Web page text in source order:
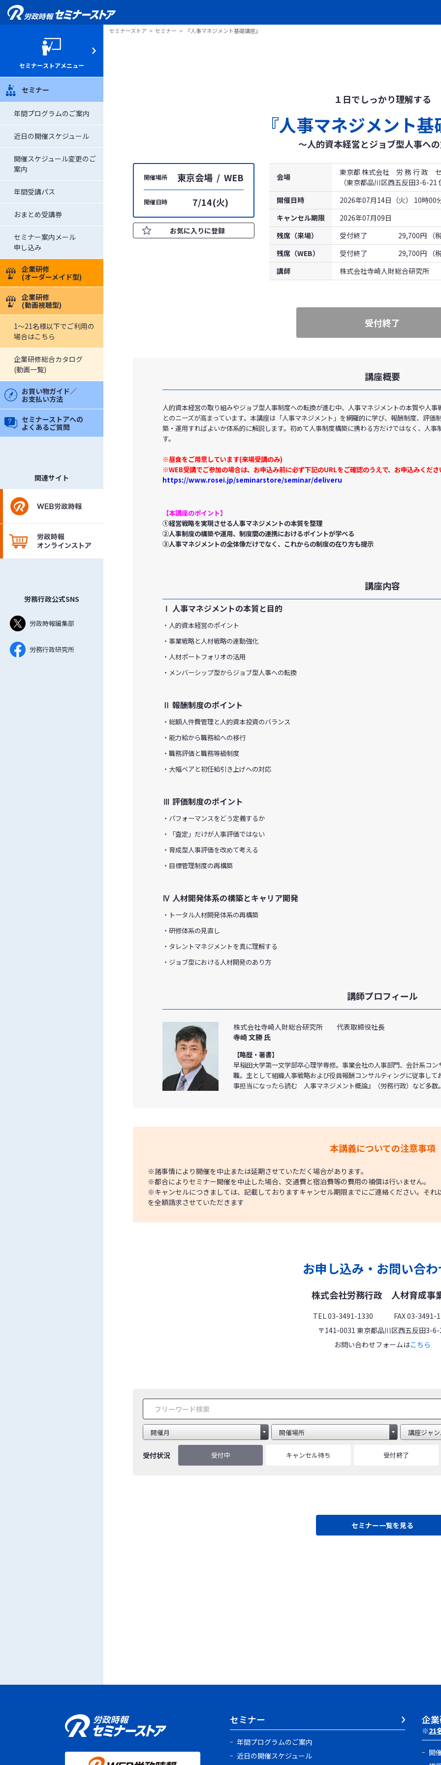
セミナーストアメニュー
セミナー
年間プログラムのご案内
近日の開催スケジュール
開催スケジュール変更のご
案内
年間受講パス
おまとめ受講券
セミナー案内メール
申し込み
企業研修
(オーダーメイド型)
企業研修
(動画視聴型)
1～21名様以下でご利用の
場合はこちら
企業研修総合カタログ
(動画一覧)
お買い物ガイド／
お支払い方法
セミナーストアへの
よくあるご質問
関連サイト
労務行政公式SNS
労政時報編集部
労務行政研究所
セミナーストア セミナー 『人事マネジメント基礎講座』
１日でしっかり理解する
『人事マネジメント
～人的資本経営とジョブ型人事へ
開催場所 東京会場 / WEB
開催日時 7/14(火)
お気に入りに登録
会場
東京都 株式会社 労 務 行 政
（東京都品川区西五反田3-6-
開催日時
2026年07月14日（火） 10時00
キャンセル期限
2026年07月09日
残席（来場）
受付終了
29,700円 （
残席（WEB）
受付終了
29,700円 （
講師
株式会社寺崎人財総合研究
受付終了
講座概要
人的資本経営の取り組みやジョブ型人事制度への転換が進む中、人事マネジメントの本質や人
とのニーズが高まっています。本講座は「人事マネジメント」を網羅的に学び、報酬制度、評
築・運用すればよいか体系的に解説します。初めて人事制度構築に携わる方だけではなく、人
す。
※昼食をご用意しています(来場受講のみ)
※WEB受講でご参加の場合は、お申込み前に必ず下記のURLをご確認のうえで、お申込みくださ
https://www.rosei.jp/seminarstore/seminar/deliveru
【本講座のポイント】
①経営戦略を実現させる人事マネジメントの本質を整理
②人事制度の構築や運用、制度間の連携におけるポイントが学べる
③人事マネジメントの全体像だけでなく、これからの制度の在り方も提示
講座内容
Ⅰ 人事マネジメントの本質と目的
・人的資本経営のポイント
・事業戦略と人材戦略の連動強化
・人材ポートフォリオの活用
・メンバーシップ型からジョブ型人事への転換
Ⅱ 報酬制度のポイント
・総額人件費管理と人的資本投資のバランス
・能力給から職務給への移行
・職務評価と職務等級制度
・大幅ベアと初任給引き上げへの対応
Ⅲ 評価制度のポイント
・パフォーマンスをどう定義するか
・「査定」だけが人事評価ではない
・育成型人事評価を改めて考える
・目標管理制度の再構築
Ⅳ 人材開発体系の構築とキャリア開発
・トータル人材開発体系の再構築
・研修体系の見直し
・タレントマネジメントを真に理解する
・ジョブ型における人材開発のあり方
講師プロフィール
株式会社寺崎人財総合研究所 代表取締役社長
寺崎 文勝 氏
【略歴・著書】
早稲田大学第一文学部卒心理学専修。事業会社の人事部門、会計系コ
職。主として組織人事戦略および役員報酬コンサルティングに従事し
事担当になったら読む 人事マネジメント概論』（労務行政）など多数
本講義についての注意事項
※諸事情により開催を中止または延期させていただく場合があります。
※都合によりセミナー開催を中止した場合、交通費と宿泊費等の費用の補償は行いません。
※キャンセルにつきましては、記載しておりますキャンセル期限までにご連絡ください。そ
を全額請求させていただきます
お申し込み・お問い合
株式会社労務行政 人材育成事
TEL 03-3491-1330 FAX 03-3491-
〒141-0031 東京都品川区西五反田3-
お問い合わせフォームはこちら
受付状況 受付中 キャンセル待ち 受付終了
セミナー一覧を見る
セミナー
年間プログラムのご案内
近日の開催スケジュール
企
※21
開